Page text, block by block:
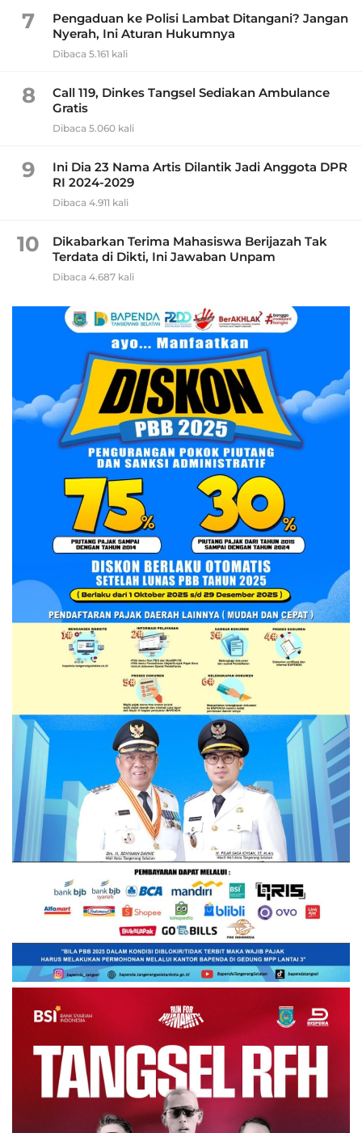
7
Pengaduan ke Polisi Lambat Ditangani? Jangan
Nyerah, Ini Aturan Hukumnya
Dibaca 5.161 kali
8
Call 119, Dinkes Tangsel Sediakan Ambulance
Gratis
Dibaca 5.060 kali
9
Ini Dia 23 Nama Artis Dilantik Jadi Anggota DPR
RI 2024-2029
Dibaca 4.911 kali
10
Dikabarkan Terima Mahasiswa Berijazah Tak
Terdata di Dikti, Ini Jawaban Unpam
Dibaca 4.687 kali